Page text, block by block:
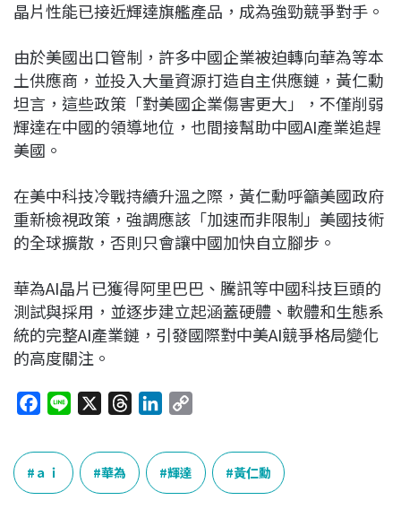
晶片性能已接近輝達旗艦產品，成為強勁競爭對手。
由於美國出口管制，許多中國企業被迫轉向華為等本
土供應商，並投入大量資源打造自主供應鏈，黃仁勳
坦言，這些政策「對美國企業傷害更大」，不僅削弱
輝達在中國的領導地位，也間接幫助中國AI產業追趕
美國。
在美中科技冷戰持續升溫之際，黃仁勳呼籲美國政府
重新檢視政策，強調應該「加速而非限制」美國技術
的全球擴散，否則只會讓中國加快自立腳步。
華為AI晶片已獲得阿里巴巴、騰訊等中國科技巨頭的
測試與採用，並逐步建立起涵蓋硬體、軟體和生態系
統的完整AI產業鏈，引發國際對中美AI競爭格局變化
的高度關注。
c
e
b
e
e
a
n
k
e
p
L
ａｉ 華為 輝達 黃仁勳